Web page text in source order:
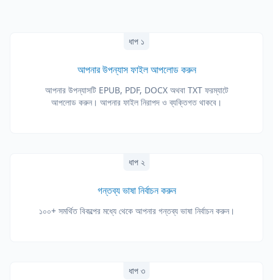
ধাপ ১
আপনার উপন্যাস ফাইল আপলোড করুন
আপনার উপন্যাসটি EPUB, PDF, DOCX অথবা TXT ফরম্যাটে
আপলোড করুন। আপনার ফাইল নিরাপদ ও ব্যক্তিগত থাকবে।
ধাপ ২
গন্তব্য ভাষা নির্বাচন করুন
১০০+ সমর্থিত বিকল্পের মধ্যে থেকে আপনার গন্তব্য ভাষা নির্বাচন করুন।
ধাপ ৩